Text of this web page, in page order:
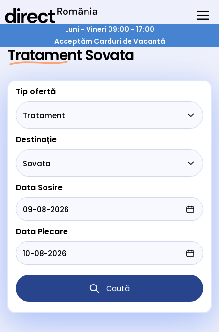
Luni - Vineri 09:00 - 17:00
Acceptăm Carduri de Vacantă
Tratament Sovata
Tip ofertă
Destinație
Data Sosire
Data Plecare
Caută